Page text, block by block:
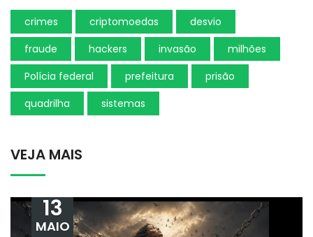
crimes criptomoedas
desvio
fraude
hackers invasão
milhões
Polícia federal
prefeitura
prisão
quadrilha
sistemas
VEJA MAIS
13
MAIO